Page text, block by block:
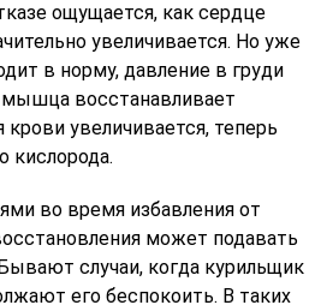
ощущается, как сердце
увеличивается. Но уже
в норму, давление в груди
мышца восстанавливает
увеличивается, теперь
кислорода.
во время избавления от
может подавать
случаи, когда курильщик
его беспокоить. В таких